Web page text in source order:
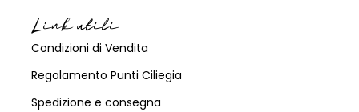
Link utili
Condizioni di Vendita
Regolamento Punti Ciliegia
Spedizione e consegna